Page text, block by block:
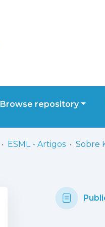
Browse repository
ESML - Artigos